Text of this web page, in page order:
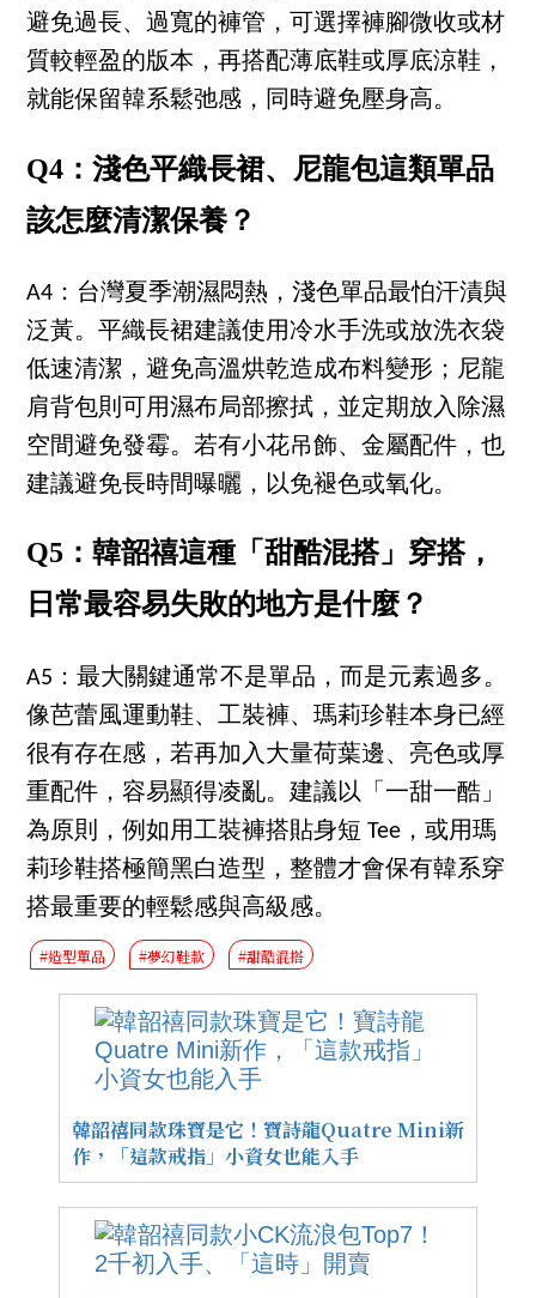
避免過長、過寬的褲管，可選擇褲腳微收或材
質較輕盈的版本，再搭配薄底鞋或厚底涼鞋，
就能保留韓系鬆弛感，同時避免壓身高。
Q4：淺色平織長裙、尼龍包這類單品
該怎麼清潔保養？
A4：台灣夏季潮濕悶熱，淺色單品最怕汗漬與
泛黃。平織長裙建議使用冷水手洗或放洗衣袋
低速清潔，避免高溫烘乾造成布料變形；尼龍
肩背包則可用濕布局部擦拭，並定期放入除濕
空間避免發霉。若有小花吊飾、金屬配件，也
建議避免長時間曝曬，以免褪色或氧化。
Q5：韓韶禧這種「甜酷混搭」穿搭，
日常最容易失敗的地方是什麼？
A5：最大關鍵通常不是單品，而是元素過多。
像芭蕾風運動鞋、工裝褲、瑪莉珍鞋本身已經
很有存在感，若再加入大量荷葉邊、亮色或厚
重配件，容易顯得凌亂。建議以「一甜一酷」
為原則，例如用工裝褲搭貼身短 Tee，或用瑪
莉珍鞋搭極簡黑白造型，整體才會保有韓系穿
搭最重要的輕鬆感與高級感。
#造型單品 #夢幻鞋款 #甜酷混搭
韓韶禧同款珠寶是它！寶詩龍Quatre Mini新
作，「這款戒指」小資女也能入手